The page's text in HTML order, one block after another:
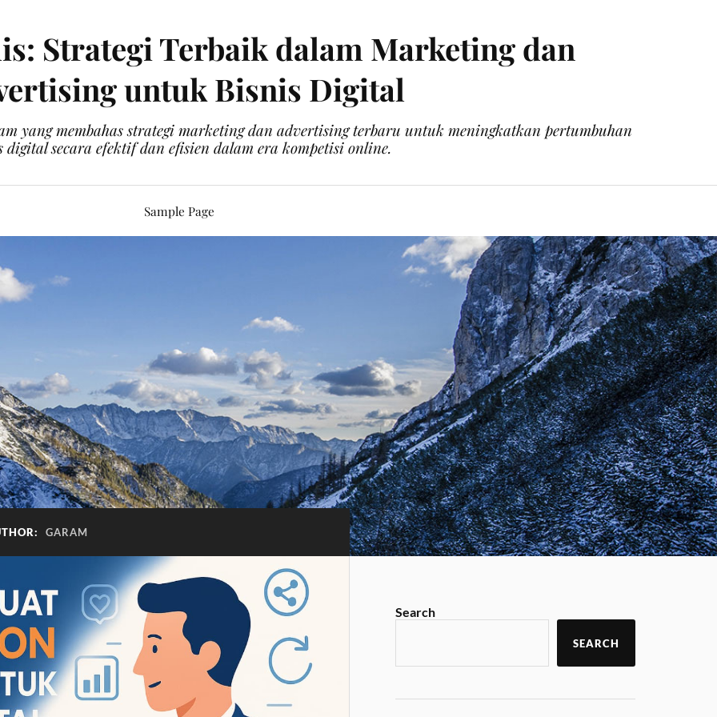
Strategi Terbaik dalam Marketing dan
untuk Bisnis Digital
yang membahas strategi marketing dan advertising terbaru untuk meningkatkan pertumbuhan
digital secara efektif dan efisien dalam era kompetisi online.
Sample Page
GARAM
Search
SEARCH